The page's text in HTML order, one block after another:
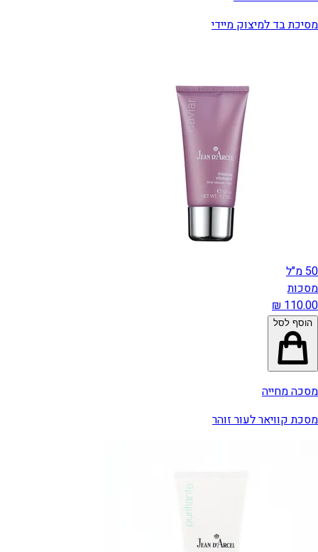
מסיכת בד למיצוק מיידי
50 מ"ל
מסכות
הוסף לסל
מסכה מחייה
מסכת קוויאר לעור זוהר